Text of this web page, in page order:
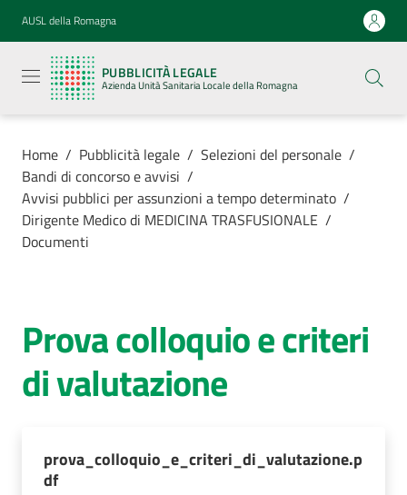
Vai al contenuto
Vai alla navigazione
Vai al footer
AUSL della Romagna
PUBBLICITÀ LEGALE
Azienda Unità Sanitaria Locale della Romagna
legale
Azienda
Unità
Locale della
Azienda
Luoghi di
cura
Comunica
Home / Pubblicità legale / Selezioni del personale /
Bandi di concorso e avvisi /
Avvisi pubblici per assunzioni a tempo determinato /
Dirigente Medico di MEDICINA TRASFUSIONALE /
Documenti
Prova colloquio e criteri
di valutazione
prova_colloquio_e_criteri_di_valutazione.p
df